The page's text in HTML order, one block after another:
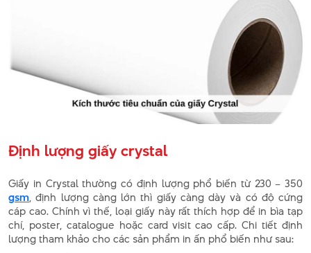
Định lượng giấy crystal
Giấy in Crystal thường có định lượng phổ biến từ 230 – 350
gsm, định lượng càng lớn thì giấy càng dày và có độ cứng
cáp cao. Chính vì thế, loại giấy này rất thích hợp để in bìa tạp
chí, poster, catalogue hoặc card visit cao cấp. Chi tiết định
lượng tham khảo cho các sản phẩm in ấn phổ biến như sau: